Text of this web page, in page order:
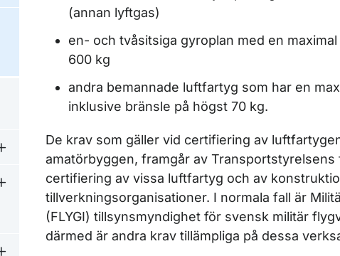
Undermeny för Underhåll
Undermeny för Kombinerad luftvärdighetsorganisation
(annan lyftgas)
en- och tvåsitsiga gyroplan med en
600 kg
andra bemannade luftfartyg som har en
inklusive bränsle på högst 70 kg.
De krav som gäller vid certifiering av
amatörbyggen, framgår av
certifiering av vissa luftfartyg och av
tillverkningsorganisationer. I normala fall är
(FLYGI) tillsynsmyndighet för svensk militär
därmed är andra krav tillämpliga på dessa